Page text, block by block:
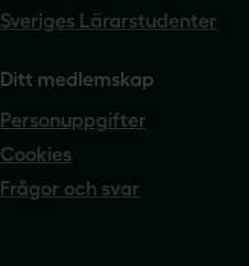
Sveriges Lärarstudenter
Ditt medlemskap
Personuppgifter
Cookies
Frågor och svar